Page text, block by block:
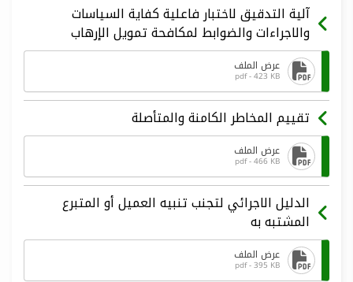
آلية التدقيق لاختبار فاعلية كفاية السياسات
والاجراءات والضوابط لمكافحة تمويل الإرهاب
عرض الملف
pdf - 423 KB
تقييم المخاطر الكامنة والمتأصلة
عرض الملف
pdf - 466 KB
الدليل الاجرائي لتجنب تنبيه العميل أو المتبرع
المشتبه به
عرض الملف
pdf - 395 KB